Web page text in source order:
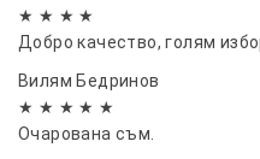
★ ★ ★ ★
Добро качество, голям
Вилям Бедринов
★ ★ ★ ★ ★
Очарована съм.